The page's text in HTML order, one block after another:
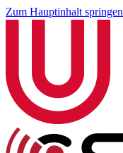
Zum Hauptinhalt springen